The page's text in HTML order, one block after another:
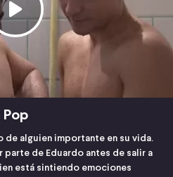
Pop
alguien importante en su vida.
parte de Eduardo antes de salir a
está sintiendo emociones